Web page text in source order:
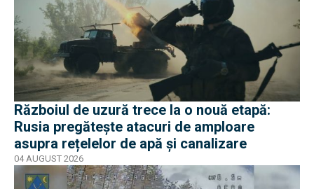
Războiul de uzură trece la o nouă etapă:
Rusia pregătește atacuri de amploare
asupra rețelelor de apă și canalizare
04 AUGUST 2026